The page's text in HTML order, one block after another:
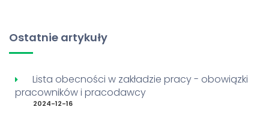
Ostatnie artykuły
Lista obecności w zakładzie pracy - obowiązki
pracowników i pracodawcy
2024-12-16